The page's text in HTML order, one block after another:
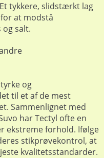
Et tykkere, slidstærkt lag
at modstå
salt.
og
til et af de mest
Sammenlignet med
har Tectyl ofte en
ekstreme forhold. Ifølge
stikprøvekontrol, at
kvalitetsstandarder.